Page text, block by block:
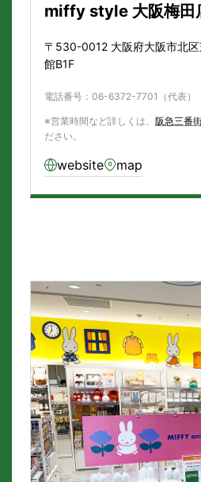
miffy style 大阪梅田
〒530-0012 大阪府大阪市北
館B1F
電話番号：06-6372-7701（代表）
※営業時間など詳しくは、 阪急三番
ださい。
website map